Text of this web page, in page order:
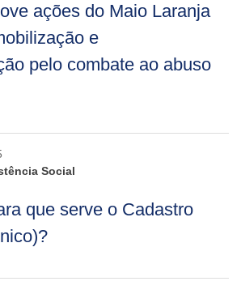
ações do Maio Laranja
e
pelo combate ao abuso
Social
que serve o Cadastro